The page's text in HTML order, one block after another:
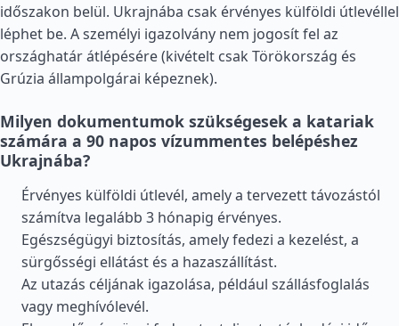
időszakon belül. Ukrajnába csak érvényes külföldi útlevéllel
léphet be. A személyi igazolvány nem jogosít fel az
országhatár átlépésére (kivételt csak Törökország és
Grúzia állampolgárai képeznek).
Milyen dokumentumok szükségesek a katariak
számára a 90 napos vízummentes belépéshez
Ukrajnába?
Érvényes külföldi útlevél, amely a tervezett távozástól
számítva legalább 3 hónapig érvényes.
Egészségügyi biztosítás, amely fedezi a kezelést, a
sürgősségi ellátást és a hazaszállítást.
Az utazás céljának igazolása, például szállásfoglalás
vagy meghívólevél.